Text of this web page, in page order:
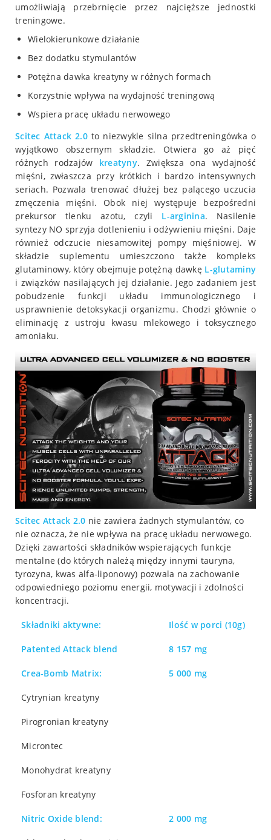
umożliwiają przebrnięcie przez najcięższe jednostki
treningowe.
Wielokierunkowe działanie
Bez dodatku stymulantów
Potężna dawka kreatyny w różnych formach
Korzystnie wpływa na wydajność treningową
Wspiera pracę układu nerwowego
Scitec Attack 2.0 to niezwykle silna przedtreningówka o
wyjątkowo obszernym składzie. Otwiera go aż pięć
różnych rodzajów kreatyny. Zwiększa ona wydajność
mięśni, zwłaszcza przy krótkich i bardzo intensywnych
seriach. Pozwala trenować dłużej bez palącego uczucia
zmęczenia mięśni. Obok niej występuje bezpośredni
prekursor tlenku azotu, czyli L-arginina. Nasilenie
syntezy NO sprzyja dotlenieniu i odżywieniu mięśni. Daje
również odczucie niesamowitej pompy mięśniowej. W
składzie suplementu umieszczono także kompleks
glutaminowy, który obejmuje potężną dawkę L-glutaminy
i związków nasilających jej działanie. Jego zadaniem jest
pobudzenie funkcji układu immunologicznego i
usprawnienie detoksykacji organizmu. Chodzi głównie o
eliminację z ustroju kwasu mlekowego i toksycznego
amoniaku.
Scitec Attack 2.0 nie zawiera żadnych stymulantów, co
nie oznacza, że nie wpływa na pracę układu nerwowego.
Dzięki zawartości składników wspierających funkcje
mentalne (do których należą między innymi tauryna,
tyrozyna, kwas alfa-liponowy) pozwala na zachowanie
odpowiedniego poziomu energii, motywacji i zdolności
koncentracji.
Składniki aktywne: Ilość w porci (10g)
Patented Attack blend 8 157 mg
Crea-Bomb Matrix: 5 000 mg
Cytrynian kreatyny
Pirogronian kreatyny
Microntec
Monohydrat kreatyny
Fosforan kreatyny
Nitric Oxide blend: 2 000 mg